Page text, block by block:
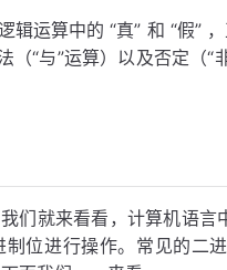
运算中的 “真” 和 “假”
“与”运算）以及否定（“
们就来看看，计算机语言
位进行操作。常见的二